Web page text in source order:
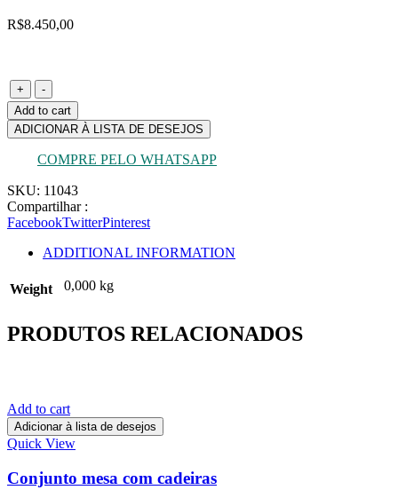
R$8.450,00
+
Conjunto
6
cadeiras
estrutura
acento
e
encosto
couríssimo
quantity
-
Add to cart
ADICIONAR À LISTA DE DESEJOS
COMPRE PELO WHATSAPP
SKU: 11043
Compartilhar :
FacebookTwitterPinterest
ADDITIONAL INFORMATION
Weight 0,000 kg
PRODUTOS RELACIONADOS
Add to cart
Adicionar à lista de desejos
Quick View
Conjunto mesa com cadeiras